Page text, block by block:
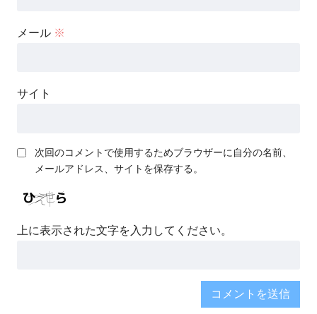
メール ※
サイト
次回のコメントで使用するためブラウザーに自分の名前、
メールアドレス、サイトを保存する。
上に表示された文字を入力してください。